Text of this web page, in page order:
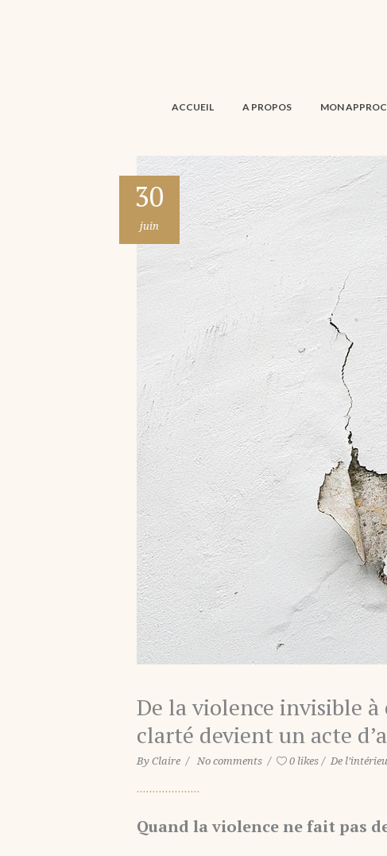
ACCUEIL A PROPOS MON
30
juin
De la violence invisible
clarté devient un acte
By Claire No comments 0 likes De
Quand la violence ne fait pas